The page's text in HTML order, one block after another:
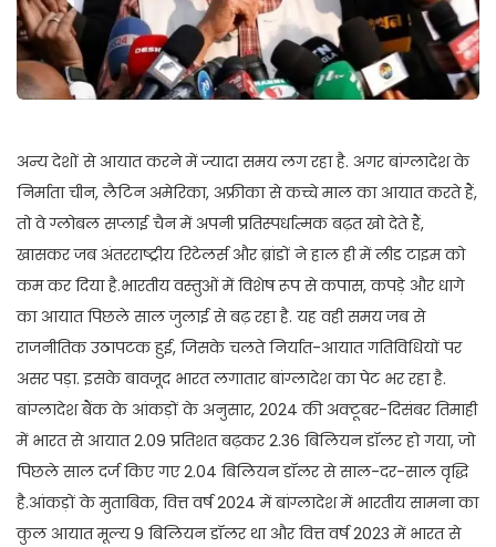
अन्य देशों से आयात करने में ज्यादा समय लग रहा है. अगर बांग्लादेश के
निर्माता चीन, लैटिन अमेरिका, अफ्रीका से कच्चे माल का आयात करते हैं,
तो वे ग्लोबल सप्लाई चैन में अपनी प्रतिस्पर्धात्मक बढ़त खो देते हैं,
खासकर जब अंतरराष्ट्रीय रिटेलर्स और ब्रांडों ने हाल ही में लीड टाइम को
कम कर दिया है.भारतीय वस्तुओं में विशेष रूप से कपास, कपड़े और धागे
का आयात पिछले साल जुलाई से बढ़ रहा है. यह वही समय जब से
राजनीतिक उठापटक हुई, जिसके चलते निर्यात-आयात गतिविधियों पर
असर पड़ा. इसके बावजूद भारत लगातार बांग्लादेश का पेट भर रहा है.
बांग्लादेश बैंक के आंकड़ों के अनुसार, 2024 की अक्टूबर-दिसंबर तिमाही
में भारत से आयात 2.09 प्रतिशत बढ़कर 2.36 बिलियन डॉलर हो गया, जो
पिछले साल दर्ज किए गए 2.04 बिलियन डॉलर से साल-दर-साल वृद्धि
है.आंकड़ों के मुताबिक, वित्त वर्ष 2024 में बांग्लादेश में भारतीय सामना का
कुल आयात मूल्य 9 बिलियन डॉलर था और वित्त वर्ष 2023 में भारत से